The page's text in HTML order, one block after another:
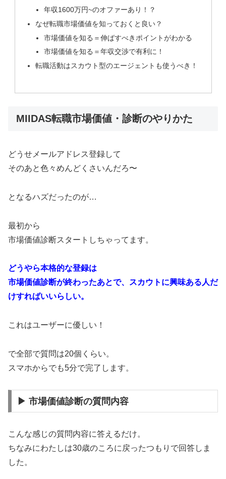
年収1600万円~のオファーあり！？
なぜ転職市場価値を知っておくと良い？
市場価値を知る＝伸ばすべきポイントがわかる
市場価値を知る＝年収交渉で有利に！
転職活動はスカウト型のエージェントも使うべき！
MIIDAS転職市場価値・診断のやりかた
どうせメールアドレス登録して
そのあと色々めんどくさいんだろ〜
となるハズだったのが…
最初から
市場価値診断スタートしちゃってます。
どうやら本格的な登録は
市場価値診断が終わったあとで、スカウトに興味ある人だ
けすればいいらしい。
これはユーザーに優しい！
で全部で質問は20個くらい。
スマホからでも5分で完了します。
▶︎ 市場価値診断の質問内容
こんな感じの質問内容に答えるだけ。
ちなみにわたしは30歳のころに戻ったつもりで回答しま
した。